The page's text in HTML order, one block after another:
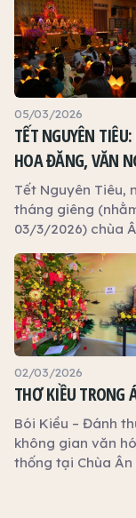
05/03/2026
TẾT NGUYÊN
HOA ĐĂNG, VĂN
CHỢ BÁNH TẠI
THỌ
Tết Nguyên Tiêu,
tháng giêng
03/3/2026) chùa
Ninh) đã tổ chức
hoạt động văn
linh thu hút đông
tử và du khách
phương tham dự. Đây là
cao điểm trong
động lễ hội Tết
Ân Thọ, khép lại
ngày sinh hoạt
tâm linh sôi nổi
02/03/2026
THƠ KIỀU TRONG
Bói Kiều – Đánh
không gian văn
thống tại Chùa Ân